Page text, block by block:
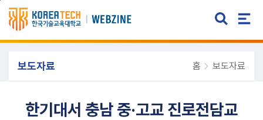
주메뉴 바로가기
본문 바로가기
보도자료 홈 보도자료
한기대서 충남 중·고교 진로전담교